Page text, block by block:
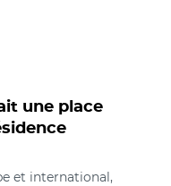
une place
et international,